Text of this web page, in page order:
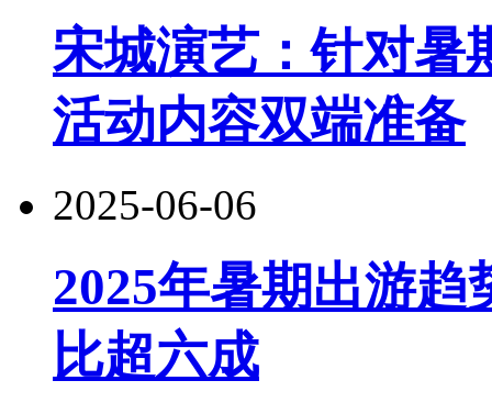
宋城演艺：针对暑
活动内容双端准备
2025-06-06
2025年暑期出游
比超六成